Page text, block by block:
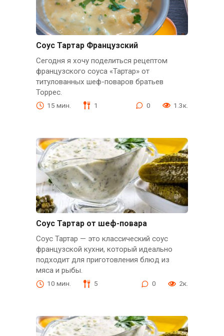
Соус Тартар Французский
Сегодня я хочу поделиться рецептом
французского соуса «Тартар» от
титулованных шеф-поваров братьев
Торрес.
15 мин. 1 0 1.3к.
Соус Тартар от шеф-повара
Соус Тартар — это классический соус
французской кухни, который идеально
подходит для приготовления блюд из
мяса и рыбы.
10 мин. 5 0 2к.